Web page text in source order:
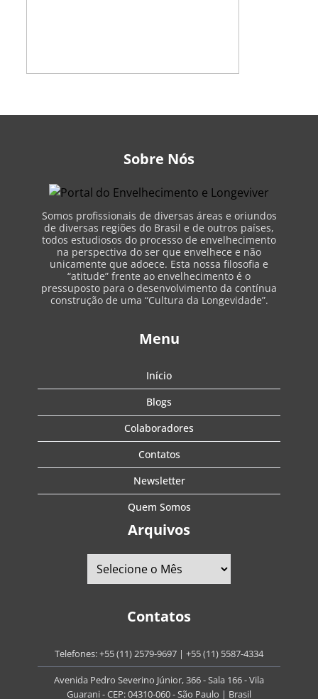
Sobre Nós
Somos profissionais de diversas áreas e oriundos
de diversas regiões do Brasil e de outros países,
todos estudiosos do processo de envelhecimento
na perspectiva do ser que envelhece e não
unicamente que adoece. Esta nossa filosofia e
“atitude” frente ao envelhecimento é o
pressuposto para o desenvolvimento da contínua
construção de uma “Cultura da Longevidade”.
Menu
Início
Blogs
Colaboradores
Contatos
Newsletter
Quem Somos
Arquivos
Contatos
Telefones:+55 (11) 2579-9697 | +55 (11) 5587-4334
Avenida Pedro Severino Júnior, 366 - Sala 166 - Vila
Guarani - CEP: 04310-060 - São Paulo | Brasil